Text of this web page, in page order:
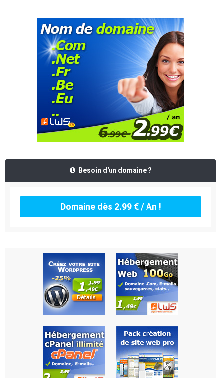
Besoin d'un domaine ?
Domaine dès 2.99 € / An !